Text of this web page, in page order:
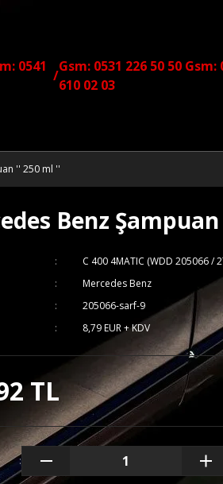
0541
/
Gsm: 0531 226 50 50 Gsm:
610 02 03
'' 250 ml ''
Benz
C 400 4MATIC (WDD 205066 /
Mercedes Benz
205066-sarf-9
8,79 EUR + KDV
TL